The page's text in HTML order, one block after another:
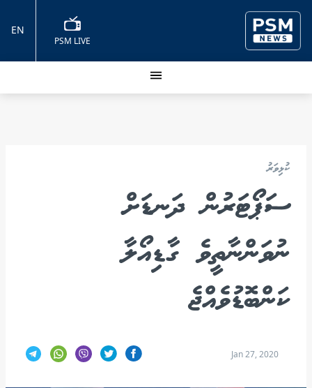
PSM LIVE
EN
ކުޅިވަރު
ސަޕޯޓަރުން ދަނޑަށް
ނުވަންނާތީވެ ގާޑިއޯލާ
ކަންބޮޑުވެއްޖެ
Jan 27, 2020